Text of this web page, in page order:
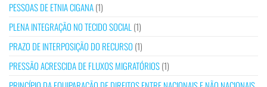
PESSOAS DE ETNIA CIGANA(1)
PLENA INTEGRAÇÃO NO TECIDO SOCIAL (1)
PRAZO DE INTERPOSIÇÃO DO RECURSO (1)
PRESSÃO ACRESCIDA DE FLUXOS MIGRATÓRIOS(1)